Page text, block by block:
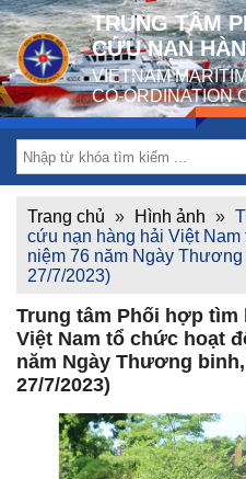
TRUNG TÂM
CỨU NẠN
VIETNAM
CO-ORDINATION
Trang chủ » Hình ảnh »
cứu nạn hàng hải Việt
niệm 76 năm Ngày
27/7/2023)
Trung tâm Phối hợp tìm
Việt Nam tổ chức hoạt
năm Ngày Thương
27/7/2023)